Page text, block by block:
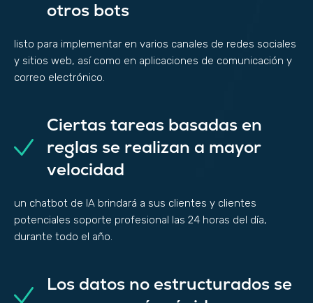
otros bots
listo para implementar en varios canales de redes sociales
y sitios web, así como en aplicaciones de comunicación y
correo electrónico.
Ciertas tareas basadas en
reglas se realizan a mayor
velocidad
un chatbot de IA brindará a sus clientes y clientes
potenciales soporte profesional las 24 horas del día,
durante todo el año.
Los datos no estructurados se